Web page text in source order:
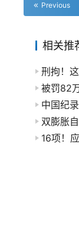
Previous
相关推
刑拘！
被罚82
双膨胀
16项！